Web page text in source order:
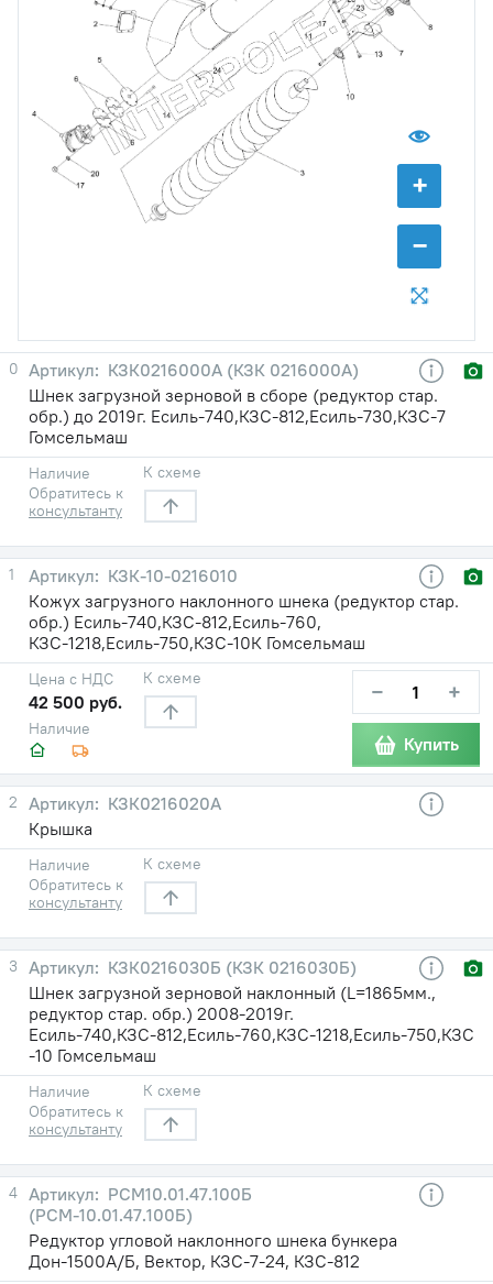
+
−
0
КЗК0216000А (КЗК 0216000А)
Шнек загрузной зерновой в сборе (редуктор стар.
обр.) до 2019г. Есиль-740,КЗС-812,Есиль-730,КЗС-7
Гомсельмаш
Наличие
Обратитесь к
консультанту
К схеме
1
КЗК-10-0216010
Кожух загрузного наклонного шнека (редуктор стар.
обр.) Есиль-740,КЗС-812,Есиль-760,
КЗС-1218,Есиль-750,КЗС-10К Гомсельмаш
Наличие
Цена с НДС
42 500 руб.
К схеме − +
Купить
2
КЗК0216020А
Крышка
Наличие
Обратитесь к
консультанту
К схеме
3
КЗК0216030Б (КЗК 0216030Б)
Шнек загрузной зерновой наклонный (L=1865мм.,
редуктор стар. обр.) 2008-2019г.
Есиль-740,КЗС-812,Есиль-760,КЗС-1218,Есиль-750,КЗС
-10 Гомсельмаш
Наличие
Обратитесь к
консультанту
К схеме
4
РСМ10.01.47.100Б
(РСМ-10.01.47.100Б)
Редуктор угловой наклонного шнека бункера
Дон-1500А/Б, Вектор, КЗС-7-24, КЗС-812